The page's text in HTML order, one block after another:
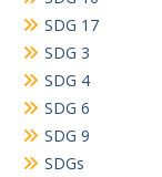
SDG 17
SDG 3
SDG 4
SDG 6
SDG 9
SDGs